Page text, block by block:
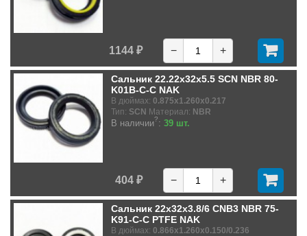
1144 ₽ − +
Сальник 22.22x32x5.5 SCN NBR 80-
K01B-C-C NAK
В дюймах: 0.875x1.260x0.217
Тип: SCN Материал: NBR
В наличии?: 39 шт.
404 ₽ − +
Сальник 22x32x3.8/6 CNB3 NBR 75-
K91-C-C PTFE NAK
В дюймах: 0.866x1.260x0.150/0.236